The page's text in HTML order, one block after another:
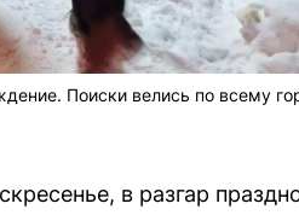
Поиски велись по всему
в разгар